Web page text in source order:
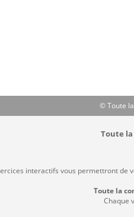
© Toute
Toute
interactifs vous permettront de
Toute la
Chaque